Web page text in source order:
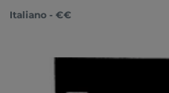
Italiano - €€